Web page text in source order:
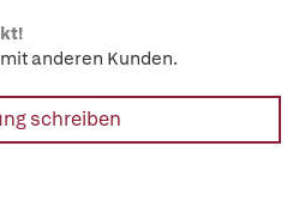
anderen Kunden.
schreiben